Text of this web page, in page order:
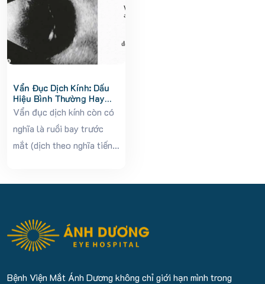
Vẩn Đục Dịch Kính: Dấu
Hiệu Bình Thường Hay
Nguy Hiểm?
Vẩn đục dịch kính còn có
nghĩa là ruồi bay trước
mắt (dịch theo nghĩa tiếng
Bệnh Viện Mắt Ánh Dương không chỉ giới hạn mình trong